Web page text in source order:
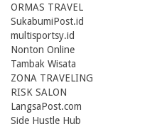
ORMAS TRAVEL
SukabumiPost.id
multisportsy.id
Nonton Online
Tambak Wisata
ZONA TRAVELING
RISK SALON
LangsaPost.com
Side Hustle Hub